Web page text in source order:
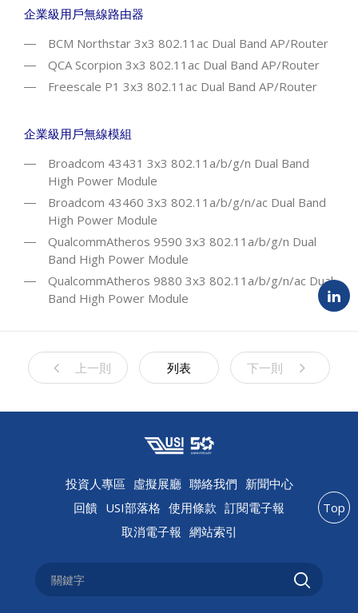
企業級用戶無線路由器
BCM Northstar 3x3 802.11ac Dual Band AP/Router
QCA Scorpion 3x3 802.11ac Dual Band AP/Router
Freescale P1 3x3 802.11ac Dual Band AP/Router
企業級用戶無線模組
Broadcom 43431 3x3 802.11a/b/g/n Dual Band
High Power Module
Broadcom 43460 3x3 802.11a/b/g/n/ac Dual Band
High Power Module
QualcommAtheros 9590 3x3 802.11a/b/g/n Dual
Band High Power Module
QualcommAtheros 9880 3x3 802.11a/b/g/n/ac Dual
Band High Power Module
上一則 列表 下一則
投資人專區 虛擬展廳 聯絡我們 新聞中心
回饋 USI部落格 使用條款 訂閱電子報
取消電子報 網站索引
Top